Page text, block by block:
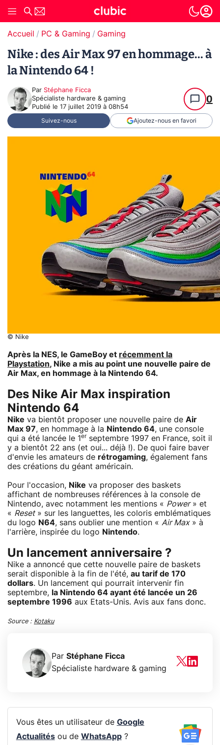
Accueil PC & Gaming Gaming
Nike : des Air Max 97 en hommage... à
la Nintendo 64 !
Par Stéphane Ficca
Spécialiste hardware & gaming
Publié le 17 juillet 2019 à 08h54
0
Suivez-nous Ajoutez-nous en favori
© Nike
Après la NES, le GameBoy et récemment la
Playstation, Nike a mis au point une nouvelle paire de
Air Max, en hommage à la Nintendo 64.
Des Nike Air Max inspiration
Nintendo 64
Nike va bientôt proposer une nouvelle paire de Air
Max 97, en hommage à la Nintendo 64, une console
qui a été lancée le 1 er septembre 1997 en France, soit il
y a bientôt 22 ans (et oui... déjà !). De quoi faire baver
d'envie les amateurs de rétrogaming, également fans
des créations du géant américain.
Pour l'occasion, Nike va proposer des baskets
affichant de nombreuses références à la console de
Nintendo, avec notamment les mentions « Power» et
« Reset» sur les languettes, les coloris emblématiques
du logo N64, sans oublier une mention « Air Max» à
l'arrière, inspirée du logo Nintendo.
Un lancement anniversaire ?
Nike a annoncé que cette nouvelle paire de baskets
serait disponible à la fin de l'été, au tarif de 170
dollars. Un lancement qui pourrait intervenir fin
septembre, la Nintendo 64 ayant été lancée un 26
septembre 1996 aux Etats-Unis. Avis aux fans donc.
Source : Kotaku
Par Stéphane Ficca
Spécialiste hardware & gaming
Vous êtes un utilisateur de Google
Actualitésou de WhatsApp?